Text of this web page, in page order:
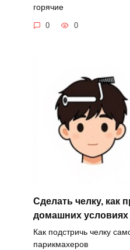
горячие
0 0
Сделать челку, как
домашних условиях
Как подстричь челку
парикмахеров